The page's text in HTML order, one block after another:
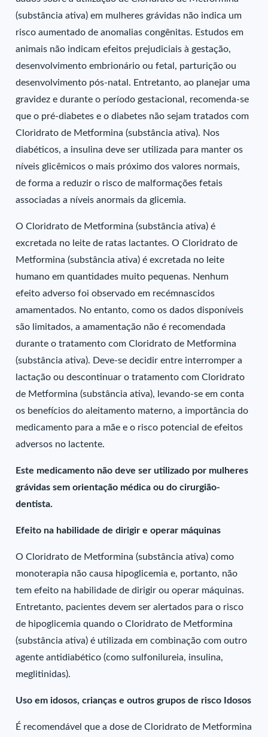
(substância ativa) em mulheres grávidas não indica um
risco aumentado de anomalias congênitas. Estudos em
animais não indicam efeitos prejudiciais à gestação,
desenvolvimento embrionário ou fetal, parturição ou
desenvolvimento pós-natal. Entretanto, ao planejar uma
gravidez e durante o período gestacional, recomenda-se
que o pré-diabetes e o diabetes não sejam tratados com
Cloridrato de Metformina (substância ativa). Nos
diabéticos, a insulina deve ser utilizada para manter os
níveis glicêmicos o mais próximo dos valores normais,
de forma a reduzir o risco de malformações fetais
associadas a níveis anormais da glicemia.
O Cloridrato de Metformina (substância ativa) é
excretada no leite de ratas lactantes. O Cloridrato de
Metformina (substância ativa) é excretada no leite
humano em quantidades muito pequenas. Nenhum
efeito adverso foi observado em recémnascidos
amamentados. No entanto, como os dados disponíveis
são limitados, a amamentação não é recomendada
durante o tratamento com Cloridrato de Metformina
(substância ativa). Deve-se decidir entre interromper a
lactação ou descontinuar o tratamento com Cloridrato
de Metformina (substância ativa), levando-se em conta
os benefícios do aleitamento materno, a importância do
medicamento para a mãe e o risco potencial de efeitos
adversos no lactente.
Este medicamento não deve ser utilizado por mulheres
grávidas sem orientação médica ou do cirurgião-
dentista.
Efeito na habilidade de dirigir e operar máquinas
O Cloridrato de Metformina (substância ativa) como
monoterapia não causa hipoglicemia e, portanto, não
tem efeito na habilidade de dirigir ou operar máquinas.
Entretanto, pacientes devem ser alertados para o risco
de hipoglicemia quando o Cloridrato de Metformina
(substância ativa) é utilizada em combinação com outro
agente antidiabético (como sulfonilureia, insulina,
meglitinidas).
Uso em idosos, crianças e outros grupos de risco Idosos
É recomendável que a dose de Cloridrato de Metformina